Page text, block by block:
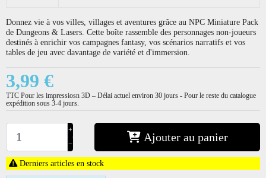
Donnez vie à vos villes, villages et aventures grâce au NPC Miniature Pack
de Dungeons & Lasers. Cette boîte rassemble des personnages non-joueurs
destinés à enrichir vos campagnes fantasy, vos scénarios narratifs et vos
tables de jeu avec davantage de variété et d'immersion.
3,99 €
TTC Pour les impressiosn 3D – Délai actuel environ 30 jours - Pour le reste du catalogue
expédition sous 3-4 jours.
+
−
Ajouter au panier
Derniers articles en stock